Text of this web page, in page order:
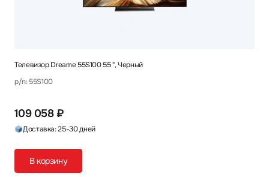
Телевизор Dreame 55S100 55 ", Черный
p/n: 55S100
109 058 ₽
Доставка: 25-30 дней
В корзину